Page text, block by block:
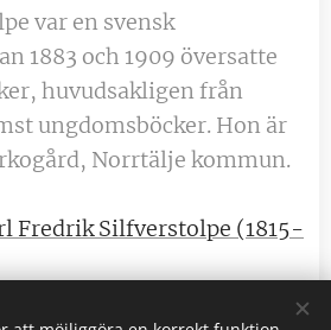
var en svensk
1883 och 1909 översatte
huvudsakligen från
ungdomsböcker. Hon är
Norrtälje kommun.
Fredrik Silfverstolpe (1815-